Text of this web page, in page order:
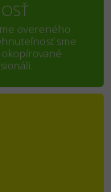
overeného
sme
okopírované